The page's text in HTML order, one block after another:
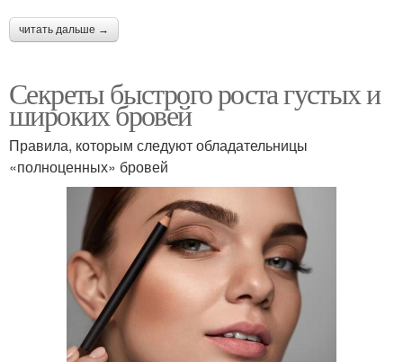
читать дальше →
Секреты быстрого роста густых и
широких бровей
Правила, которым следуют обладательницы
«полноценных» бровей